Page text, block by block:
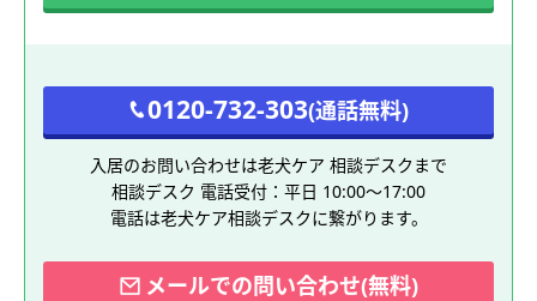
0120-732-303(通話無料)
入居のお問い合わせは老犬ケア 相談デスクまで
相談デスク 電話受付：平日 10:00～17:00
電話は老犬ケア相談デスクに繋がります。
メールでの問い合わせ(無料)